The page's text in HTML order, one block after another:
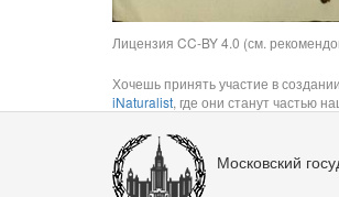
Лицензия CC-BY 4.0 (см.
Хочешь принять участие в
iNaturalist, где они станут частью
Московский